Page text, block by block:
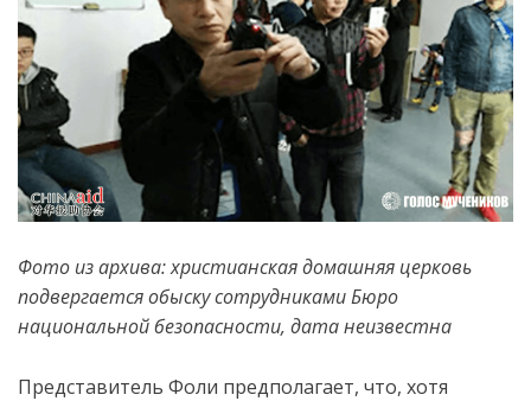
Фото из архива: христианская домашняя церковь
подвергаетсяобыскусотрудниками Бюро
национальной безопасности, дата неизвестна
Представитель Фоли предполагает, что, хотя